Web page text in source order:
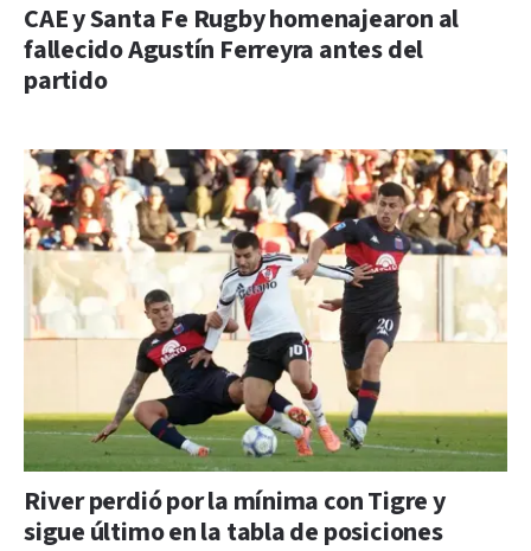
CAE y Santa Fe Rugby homenajearon al
fallecido Agustín Ferreyra antes del
partido
River perdió por la mínima con Tigre y
sigue último en la tabla de posiciones